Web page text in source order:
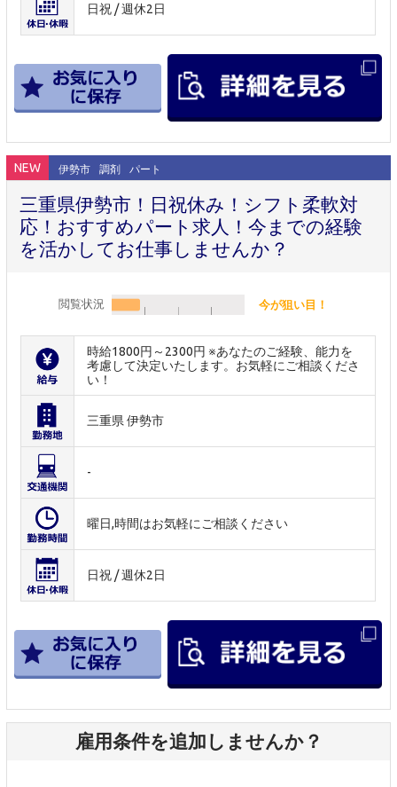
日祝 / 週休2日
NEW 伊勢市 調剤 パート
三重県伊勢市！日祝休み！シフト柔軟対
応！おすすめパート求人！今までの経験
を活かしてお仕事しませんか？
閲覧状況 今が狙い目！
時給1800円～2300円 ※あなたのご経験、能力を
考慮して決定いたします。お気軽にご相談くださ
い！
三重県 伊勢市
-
曜日,時間はお気軽にご相談ください
日祝 / 週休2日
雇用条件を追加しませんか？